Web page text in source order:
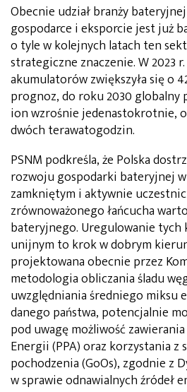
Obecnie udział branży
gospodarce i eksporcie jest już
o tyle w kolejnych latach ten
strategiczne znaczenie. W 2023
akumulatorów zwiększyła się o
prognoz, do roku 2030
ion wzrośnie jedenastokrotnie,
dwóch terawatogodzin.
PSNM podkreśla, że Polska
rozwoju gospodarki bateryjnej
zamkniętym i aktywnie
zrównoważonego łańcucha
bateryjnego. Uregulowanie
unijnym to krok w dobrym
projektowana obecnie przez
metodologia obliczania śladu
uwzględniania średniego miksu
danego państwa, potencjalnie
pod uwagę możliwość
Energii (PPA) oraz korzystania z
pochodzenia (GoOs), zgodnie z
w sprawie odnawialnych źródeł